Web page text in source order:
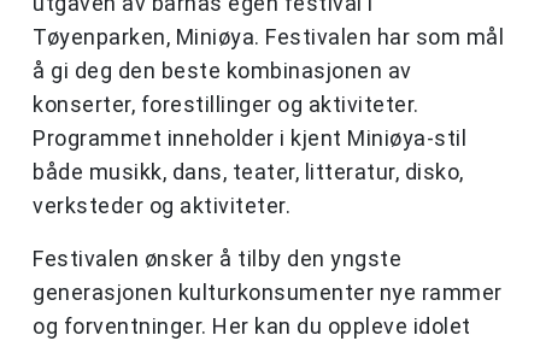
Tøyenparken, Miniøya. Festivalen har som mål
å gi deg den beste kombinasjonen av
konserter, forestillinger og aktiviteter.
Programmet inneholder i kjent Miniøya-stil
både musikk, dans, teater, litteratur, disko,
verksteder og aktiviteter.
Festivalen ønsker å tilby den yngste
generasjonen kulturkonsumenter nye rammer
og forventninger. Her kan du oppleve idolet